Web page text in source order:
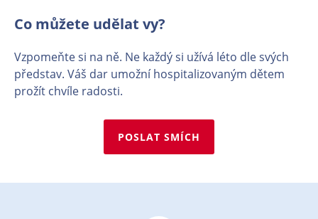
Co můžete udělat vy?
Vzpomeňte si na ně. Ne každý si užívá léto dle svých
představ. Váš dar umožní hospitalizovaným dětem
prožít chvíle radosti.
POSLAT SMÍCH